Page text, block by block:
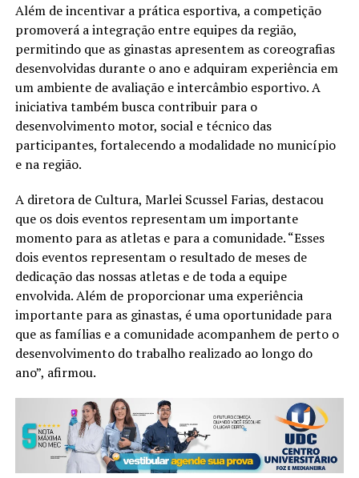
Além de incentivar a prática esportiva, a competição
promoverá a integração entre equipes da região,
permitindo que as ginastas apresentem as coreografias
desenvolvidas durante o ano e adquiram experiência em
um ambiente de avaliação e intercâmbio esportivo. A
iniciativa também busca contribuir para o
desenvolvimento motor, social e técnico das
participantes, fortalecendo a modalidade no município
e na região.
A diretora de Cultura, Marlei Scussel Farias, destacou
que os dois eventos representam um importante
momento para as atletas e para a comunidade. “Esses
dois eventos representam o resultado de meses de
dedicação das nossas atletas e de toda a equipe
envolvida. Além de proporcionar uma experiência
importante para as ginastas, é uma oportunidade para
que as famílias e a comunidade acompanhem de perto o
desenvolvimento do trabalho realizado ao longo do
ano”, afirmou.